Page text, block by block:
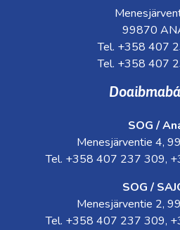
99870
Tel. +358 407
Tel. +358 407
SOG /
Menesjärventie 4,
Tel. +358 407 237 309,
SOG /
Menesjärventie 2,
Tel. +358 407 237 309,